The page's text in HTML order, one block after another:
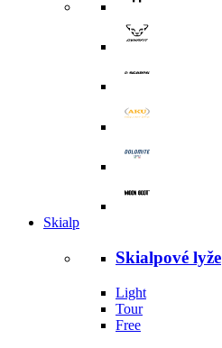
Skialp
Skialpové lyže
Light
Tour
Free